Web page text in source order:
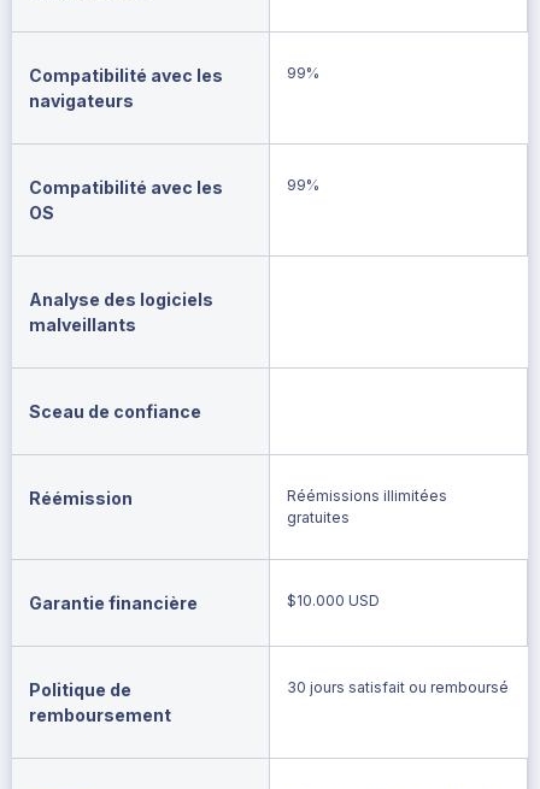
Compatibilité avec les
navigateurs
99%
Compatibilité avec les
OS
99%
Analyse des logiciels
malveillants
Sceau de confiance
Réémission
Réémissions illimitées
gratuites
Garantie financière $10.000 USD
Politique de
remboursement
30 jours satisfait ou remboursé